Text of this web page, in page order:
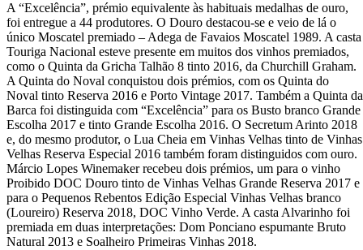
A “Excelência”, prémio equivalente às habituais medalhas de ouro,
foi entregue a 44 produtores. O Douro destacou-se e veio de lá o
único Moscatel premiado – Adega de Favaios Moscatel 1989. A casta
Touriga Nacional esteve presente em muitos dos vinhos premiados,
como o Quinta da Gricha Talhão 8 tinto 2016, da Churchill Graham.
A Quinta do Noval conquistou dois prémios, com os Quinta do
Noval tinto Reserva 2016 e Porto Vintage 2017. Também a Quinta da
Barca foi distinguida com “Excelência” para os Busto branco Grande
Escolha 2017 e tinto Grande Escolha 2016. O Secretum Arinto 2018
e, do mesmo produtor, o Lua Cheia em Vinhas Velhas tinto de Vinhas
Velhas Reserva Especial 2016 também foram distinguidos com ouro.
Márcio Lopes Winemaker recebeu dois prémios, um para o vinho
Proibido DOC Douro tinto de Vinhas Velhas Grande Reserva 2017 e
para o Pequenos Rebentos Edição Especial Vinhas Velhas branco
(Loureiro) Reserva 2018, DOC Vinho Verde. A casta Alvarinho foi
premiada em duas interpretações: Dom Ponciano espumante Bruto
Natural 2013 e Soalheiro Primeiras Vinhas 2018.